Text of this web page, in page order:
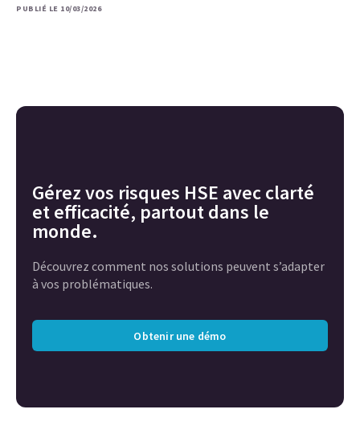
PUBLIÉ LE 10/03/2026
Gérez vos risques HSE avec clarté
et efficacité, partout dans le
monde.
Découvrez comment nos solutions peuvent s’adapter
à vos problématiques.
Obtenir une démo